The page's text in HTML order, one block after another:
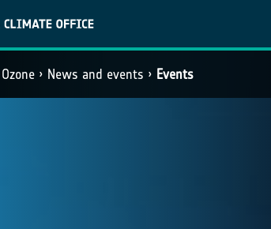
Ozone News and events Events